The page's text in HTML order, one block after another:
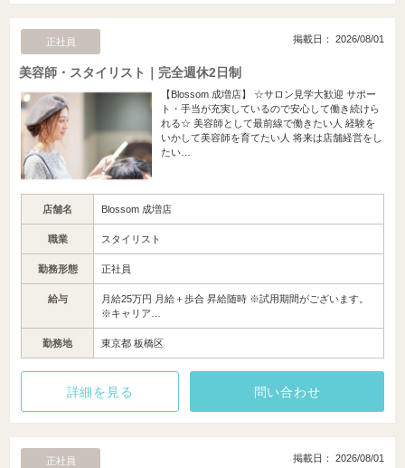
正社員 掲載日： 2026/08/01
美容師・スタイリスト｜完全週休2日制
【Blossom 成増店】 ☆サロン見学大歓迎 サポー
ト・手当が充実しているので安心して働き続けら
れる☆ 美容師として最前線で働きたい人 経験を
いかして美容師を育てたい人 将来は店舗経営をし
たい…
店舗名 Blossom 成増店
職業 スタイリスト
勤務形態 正社員
給与
月給25万円 月給＋歩合 昇給随時 ※試用期間がございます。
※キャリア…
勤務地 東京都 板橋区
詳細を見る 問い合わせ
正社員 掲載日： 2026/08/01